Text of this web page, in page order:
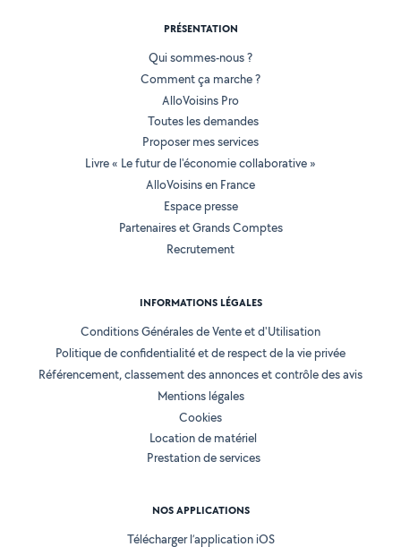
PRÉSENTATION
Qui sommes-nous ?
Comment ça marche ?
AlloVoisins Pro
Toutes les demandes
Proposer mes services
Livre « Le futur de l'économie collaborative »
AlloVoisins en France
Espace presse
Partenaires et Grands Comptes
Recrutement
INFORMATIONS LÉGALES
Conditions Générales de Vente et d'Utilisation
Politique de confidentialité et de respect de la vie privée
Référencement, classement des annonces et contrôle des avis
Mentions légales
Cookies
Location de matériel
Prestation de services
NOS APPLICATIONS
Télécharger l’application iOS